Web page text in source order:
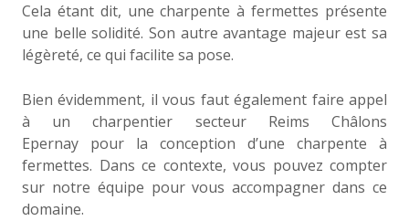
Cela étant dit, une charpente à fermettes présente
une belle solidité. Son autre avantage majeur est sa
légèreté, ce qui facilite sa pose.
Bien évidemment, il vous faut également faire appel
à un charpentier secteur Reims Châlons
Epernay pour la conception d’une charpente à
fermettes. Dans ce contexte, vous pouvez compter
sur notre équipe pour vous accompagner dans ce
domaine.